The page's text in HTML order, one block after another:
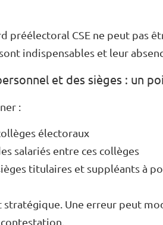
préélectoral CSE ne peut pas
indispensables et leur
et des sièges : un
:
électoraux
salariés entre ces collèges
titulaires et suppléants à
Une erreur peut